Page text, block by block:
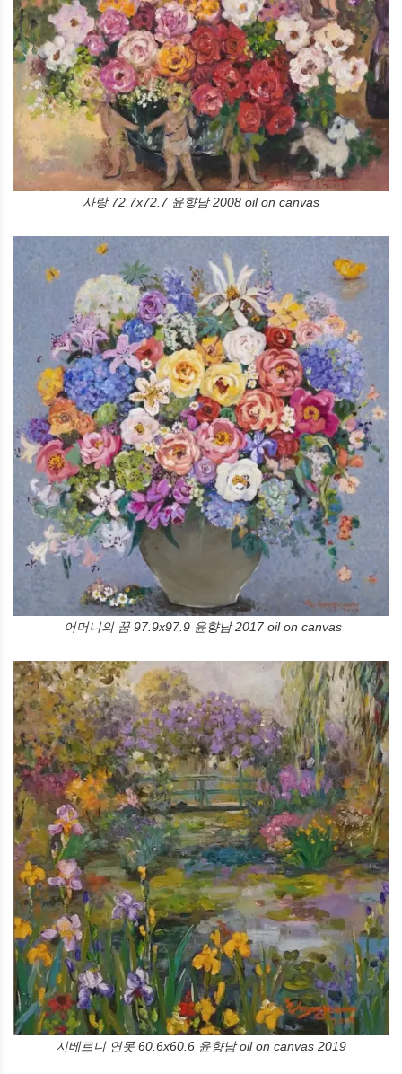
사랑 72.7x72.7 윤향남 2008 oil on canvas
어머니의 꿈 97.9x97.9 윤향남 2017 oil on canvas
지베르니 연못 60.6x60.6 윤향남 oil on canvas 2019